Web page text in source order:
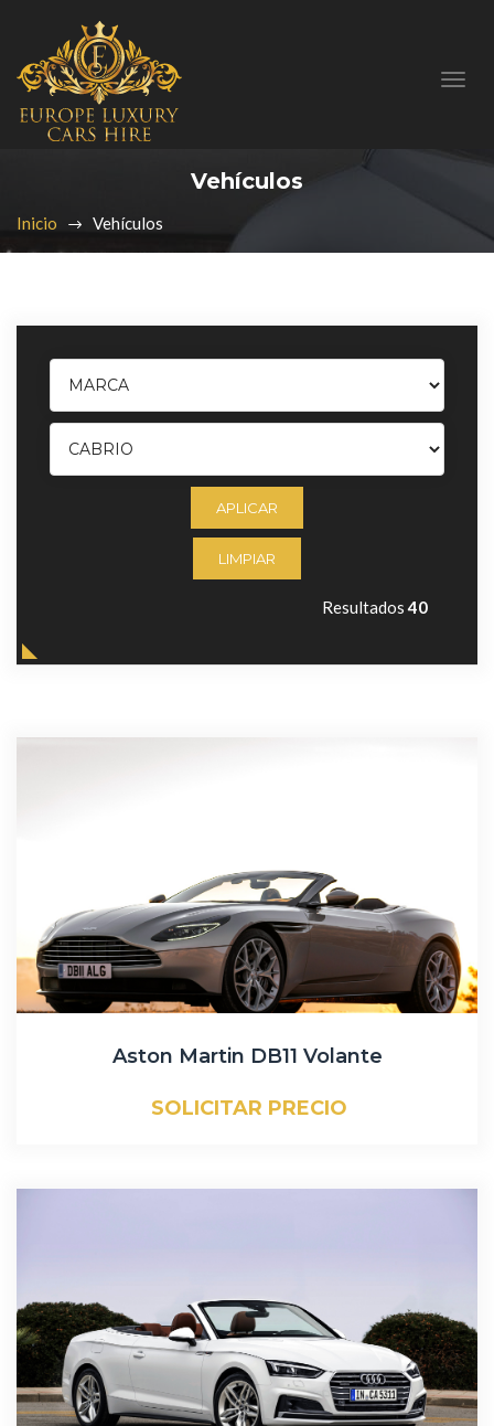
Vehículos
Inicio Vehículos
APLICAR
LIMPIAR
Resultados40
Aston Martin DB11 Volante
SOLICITAR PRECIO